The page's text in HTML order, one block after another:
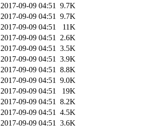
2017-09-09 04:51 9.7K
2017-09-09 04:51 9.7K
2017-09-09 04:51
11K
2017-09-09 04:51 2.6K
2017-09-09 04:51 3.5K
2017-09-09 04:51 3.9K
2017-09-09 04:51 8.8K
2017-09-09 04:51 9.0K
2017-09-09 04:51
19K
2017-09-09 04:51 8.2K
2017-09-09 04:51 4.5K
2017-09-09 04:51 3.6K